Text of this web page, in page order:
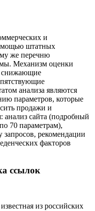
и
штатных
же перечню
Механизм оценки
снижающие
анализа являются
параметров, которые
продажи и
анализ сайта (подробный
70 параметрам),
запросов, рекомендации
факторов
ссылок
из российских